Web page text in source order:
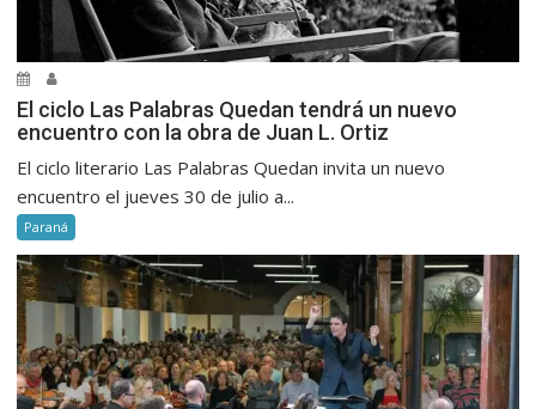
El ciclo Las Palabras Quedan tendrá un nuevo
encuentro con la obra de Juan L. Ortiz
El ciclo literario Las Palabras Quedan invita un nuevo
encuentro el jueves 30 de julio a...
Paraná